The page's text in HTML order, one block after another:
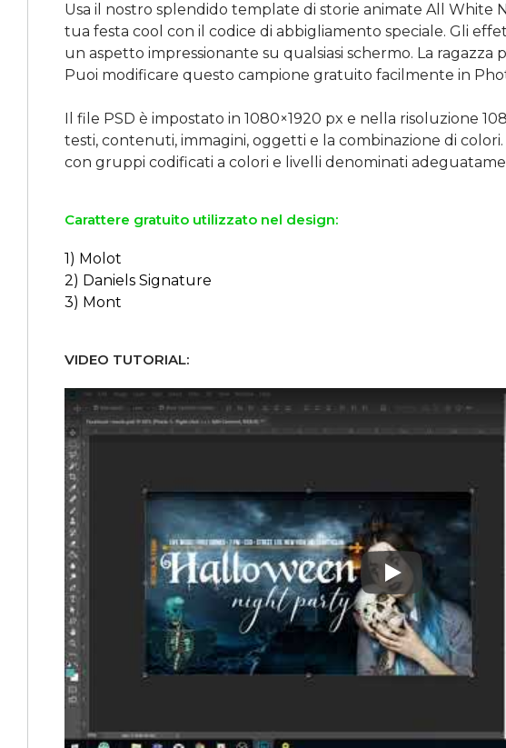
Usa il nostro splendido template di storie animate All White
tua festa cool con il codice di abbigliamento speciale. Gli
un aspetto impressionante su qualsiasi schermo. La ragazza
Puoi modificare questo campione gratuito facilmente in
Il file PSD è impostato in 1080×1920 px e nella risoluzione
testi, contenuti, immagini, oggetti e la combinazione di
Carattere gratuito utilizzato nel design:
1) Molot
2) Daniels Signature
3) Mont
VIDEO TUTORIAL:
Play: Keynote